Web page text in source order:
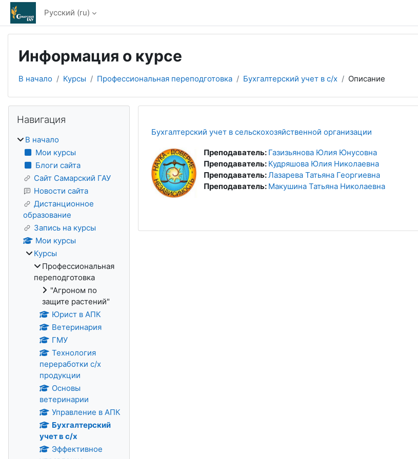
Перейти к основному содержанию
Русский ‎(ru)‎
Информация о курсе
В начало Курсы Профессиональная переподготовка Бухгалтерский учет в с/х Описание
Бухгалтерский учет в сельскохозяйственной организации
Преподаватель: Газизьянова Юлия Юнусовна
Преподаватель: Кудряшова Юлия Николаевна
Преподаватель:Лазарева Татьяна Георгиевна
Преподаватель: Макушина Татьяна Николаевна
Блоки
Навигация
В начало
Мои курсы
Блоги сайта
Сайт Самарский ГАУ
Новости сайта
Дистанционное
образование
Запись на курсы
Мои курсы
Курсы
Профессиональная
переподготовка
"Агроном по
защите растений"
Юрист в АПК
Ветеринария
ГМУ
Технология
переработки с/х
продукции
Основы
ветеринарии
Управление в АПК
Бухгалтерский
учет в с/х
Эффективное